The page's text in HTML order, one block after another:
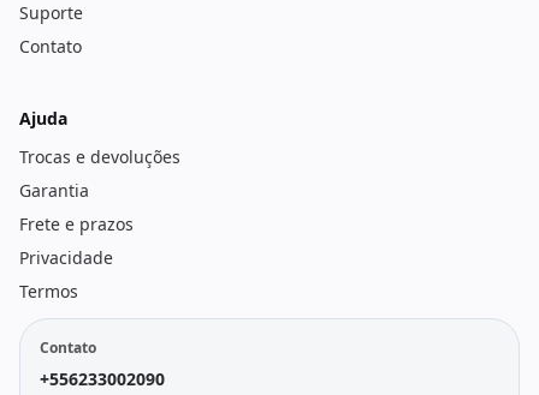
Suporte
Contato
Ajuda
Trocas e devoluções
Garantia
Frete e prazos
Privacidade
Termos
Contato
+556233002090